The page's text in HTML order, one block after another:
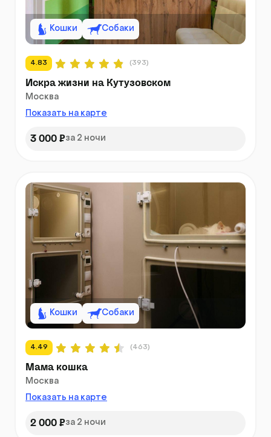
Кошки Собаки
4.83 (393)
Искра жизни на Кутузовском
Москва
Показать на карте
3 000 ₽за 2 ночи
Кошки Собаки
4.49 (463)
Мама кошка
Москва
Показать на карте
2 000 ₽за 2 ночи